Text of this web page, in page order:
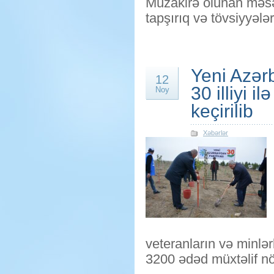
tapşırıq və
12
Noy
Yeni
30 illiyi
keçirilib
Xəbərlər
veteranların və
3200 ədəd müxtəlif